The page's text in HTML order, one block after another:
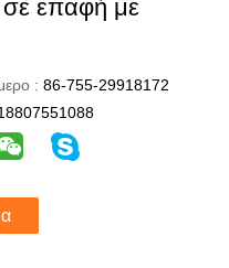
επαφή με
: 86-755-29918172